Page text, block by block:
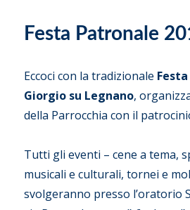
Festa Patronale
Eccoci con la tradizionale
Giorgio su Legnano,
della Parrocchia con il
Tutti gli eventi – cene a tema,
musicali e culturali, tornei e
svolgeranno presso l’oratorio